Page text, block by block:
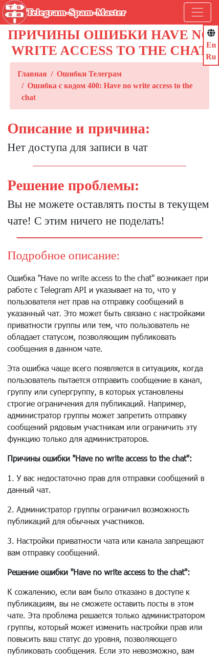
Telegram-Spam-Master
En
Ru
ПРИЧИНЫ ОШИБКИ HAVE NO
WRITE ACCESS TO THE CHAT
Главная
Ошибки Телеграм
Ошибка с кодом 400: Have no write access to the
chat
Описание и причина:
Нет доступа для записи в чат
Решение проблемы:
Вы не можете оставлять посты в текущем
чате! С этим ничего не поделать!
Подробное описание:
Ошибка "Have no write access to the chat" возникает при
работе с Telegram API и указывает на то, что у
пользователя нет прав на отправку сообщений в
указанный чат. Это может быть связано с настройками
приватности группы или тем, что пользователь не
обладает статусом, позволяющим публиковать
сообщения в данном чате.
Эта ошибка чаще всего появляется в ситуациях, когда
пользователь пытается отправить сообщение в канал,
группу или супергруппу, в которых установлены
строгие ограничения для публикаций. Например,
администратор группы может запретить отправку
сообщений рядовым участникам или ограничить эту
функцию только для администраторов.
Причины ошибки "Have no write access to the chat":
1. У вас недостаточно прав для отправки сообщений в
данный чат.
2. Администратор группы ограничил возможность
публикаций для обычных участников.
3. Настройки приватности чата или канала запрещают
вам отправку сообщений.
Решение ошибки "Have no write access to the chat":
К сожалению, если вам было отказано в доступе к
публикациям, вы не сможете оставить посты в этом
чате. Эта проблема решается только администратором
группы, который может изменить настройки прав или
повысить ваш статус до уровня, позволяющего
публиковать сообщения. Если это невозможно, вам